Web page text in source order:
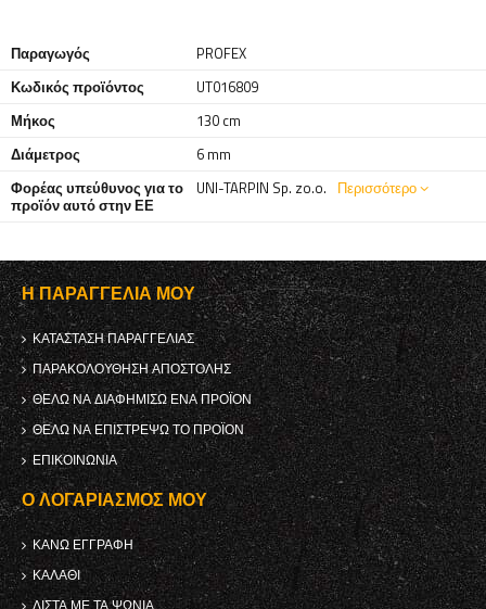
Παραγωγός
PROFEX
Κωδικός προϊόντος
UT016809
Μήκος
130 cm
Διάμετρος
6 mm
Φορέας υπεύθυνος για το
προϊόν αυτό στην ΕΕ
UNI-TARPIN Sp. zo.o. Περισσότερο
Η ΠΑΡΑΓΓΕΛΊΑ ΜΟΥ
ΚΑΤΆΣΤΑΣΗ ΠΑΡΑΓΓΕΛΊΑΣ
ΠΑΡΑΚΟΛΟΎΘΗΣΗ ΑΠΟΣΤΟΛΉΣ
ΘΈΛΩ ΝΑ ΔΙΑΦΗΜΊΣΩ ΈΝΑ ΠΡΟΪΌΝ
ΘΈΛΩ ΝΑ ΕΠΙΣΤΡΈΨΩ ΤΟ ΠΡΟΪΌΝ
ΕΠΙΚΟΙΝΩΝΊΑ
Ο ΛΟΓΑΡΙΑΣΜΌΣ ΜΟΥ
ΚΑΝΩ ΕΓΓΡΑΦΗ
ΚΑΛΆΘΙ